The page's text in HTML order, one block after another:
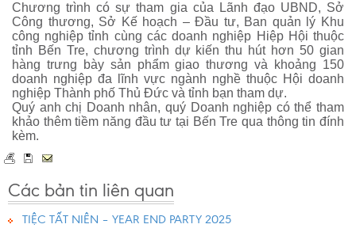
Chương trình có sự tham gia của Lãnh đạo UBND, Sở
Công thương, Sở Kế hoạch – Đầu tư, Ban quản lý Khu
công nghiệp tỉnh cùng các doanh nghiệp Hiệp Hội thuộc
tỉnh Bến Tre, chương trình dự kiến thu hút hơn 50 gian
hàng trưng bày sản phẩm giao thương và khoảng 150
doanh nghiệp đa lĩnh vực ngành nghề thuộc Hội doanh
nghiệp Thành phố Thủ Đức và tỉnh bạn tham dự.
Quý anh chị Doanh nhân, quý Doanh nghiệp có thể tham
khảo thêm tiềm năng đầu tư tại Bến Tre qua thông tin đính
kèm.
Các bản tin liên quan
TIỆC TẤT NIÊN – YEAR END PARTY 2025